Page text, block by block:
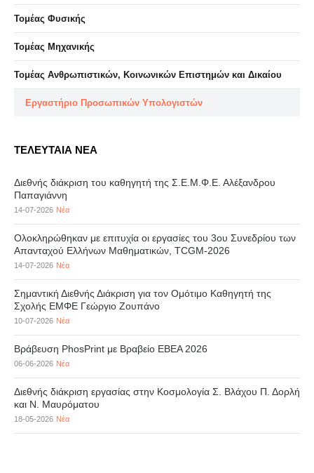
Τομέας Φυσικής
Τομέας Μηχανικής
Τομέας Ανθρωπιστικών, Κοινωνικών Επιστημών και Δικαίου
Eργαστήριo Προσωπικών Υπολογιστών
ΤΕΛΕΥΤΑΙΑ ΝΕΑ
Διεθνής διάκριση του καθηγητή της Σ.Ε.Μ.Φ.Ε. Αλέξανδρου
Παπαγιάννη
14-07-2026 Νέα
Ολοκληρώθηκαν με επιτυχία οι εργασίες του 3ου Συνεδρίου των
Απανταχού Ελλήνων Μαθηματικών, TCGM-2026
14-07-2026 Νέα
Σημαντική Διεθνής Διάκριση για τον Ομότιμο Καθηγητή της
Σχολής ΕΜΦΕ Γεώργιο Ζουπάνο
10-07-2026 Νέα
Βράβευση PhosPrint με Βραβείο ΕΒΕΑ 2026
06-06-2026 Νέα
Διεθνής διάκριση εργασίας στην Κοσμολογία Σ. Βλάχου Π. Δορλή
και Ν. Μαυρόματου
18-05-2026 Νέα